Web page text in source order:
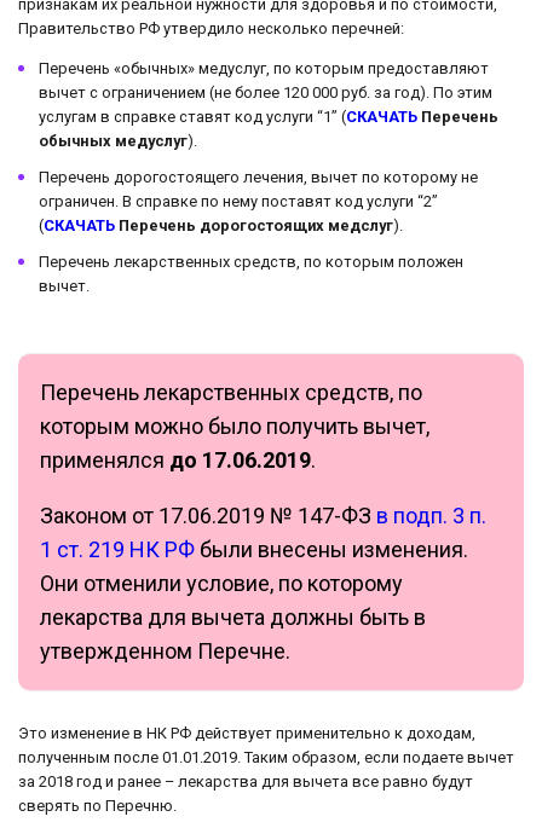
признакам их реальной нужности для здоровья и по стоимости,
Правительство РФ утвердило несколько перечней:
Перечень «обычных» медуслуг, по которым предоставляют
вычет с ограничением (не более 120 000 руб. за год). По этим
услугам в справке ставят код услуги “1” (СКАЧАТЬ Перечень
обычных медуслуг).
Перечень дорогостоящего лечения, вычет по которому не
ограничен. В справке по нему поставят код услуги “2”
(СКАЧАТЬ Перечень дорогостоящих медслуг).
Перечень лекарственных средств, по которым положен
вычет.
Перечень лекарственных средств, по
которым можно было получить вычет,
применялся до 17.06.2019.
Законом от 17.06.2019 № 147-ФЗ в подп. 3 п.
1 ст. 219 НК РФ были внесены изменения.
Они отменили условие, по которому
лекарства для вычета должны быть в
утвержденном Перечне.
Это изменение в НК РФ действует применительно к доходам,
полученным после 01.01.2019. Таким образом, если подаете вычет
за 2018 год и ранее – лекарства для вычета все равно будут
сверять по Перечню.